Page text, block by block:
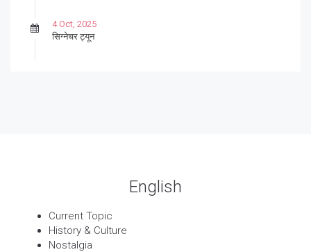
4 Oct, 2025
सिग्नेचर ट्यून
English
Current Topic
History & Culture
Nostalgia